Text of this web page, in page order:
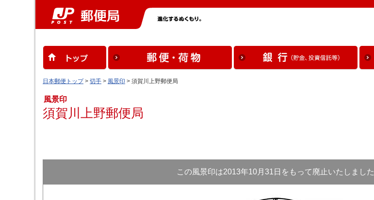
日本郵便トップ> 切手 > 風景印 > 須賀川上野郵便局
風景印
須賀川上野郵便局
この風景印は2013年10月31日をもって廃止いたしました